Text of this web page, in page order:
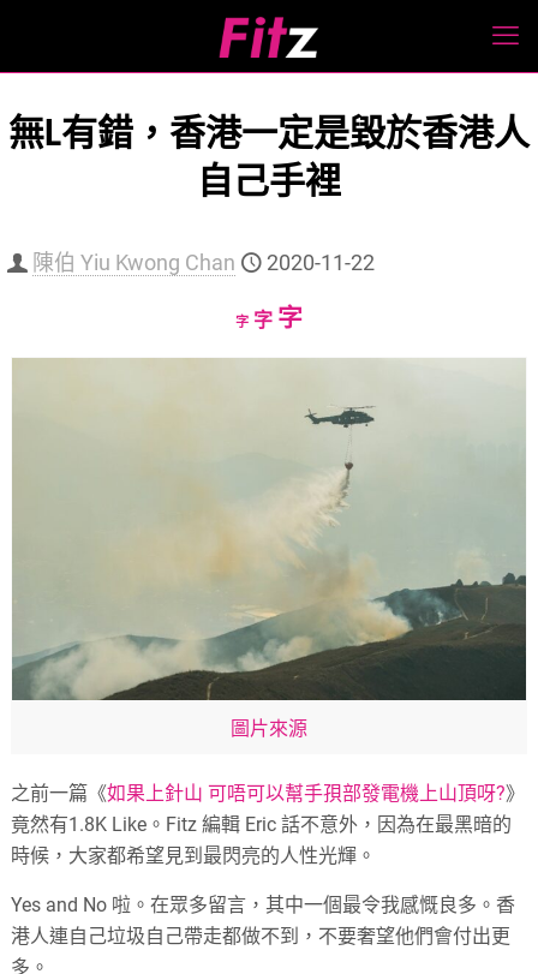
無L有錯，香港一定是毀於香港人
自己手裡
陳伯 Yiu Kwong Chan 2020-11-22
字Decrease
字Reset
字Increase
圖片來源
之前一篇《如果上針山 可唔可以幫手孭部發電機上山頂呀?》
竟然有1.8K Like。Fitz 編輯 Eric 話不意外，因為在最黑暗的
時候，大家都希望見到最閃亮的人性光輝。
Yes and No 啦。在眾多留言，其中一個最令我感慨良多。香
港人連自己垃圾自己帶走都做不到，不要奢望他們會付出更
多。